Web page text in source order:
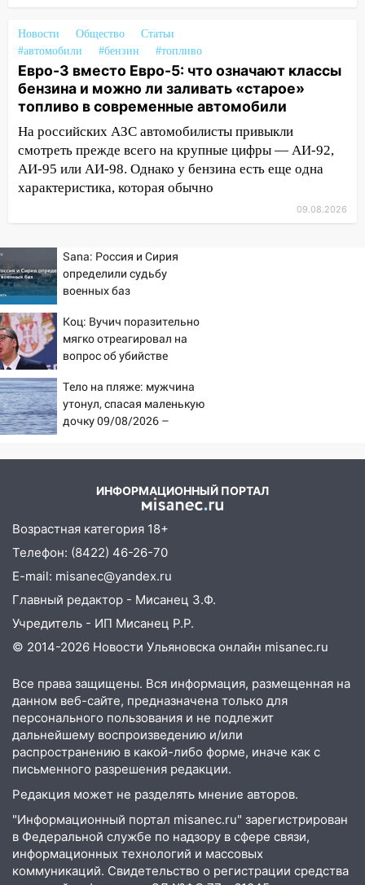
урагана 8 августа
16:38
Прогноз погоды в Ульяновской
области на 9 августа
16:34 Из-за мощной непогоды в
Ульяновске отменили фестиваль «Наше
время»
16:17 Мелекесский район первым в
Ульяновской области намолотил более
15:17
Ульяновской области подали более 10
тысяч заявлений
15:04
после шторма: поваленные деревья и
затопленные улицы
14:28
Деева в Заволжье
14:26
Жители Ульяновска сами
пытаются расчистить ливнёвки, не
дождавшись коммунальщиков
Шторм продолжает ломать город:
на улице Любови Шевцовой рухнул
светофор
14:14 Студента из Ульяновска обманули
мошенники под видом преподавателя
14:12 Куда жаловаться ульяновцам на
упавшее дерево или затопленную улицу
после непогоды
ветром сорвало опалубку со
строящегося дома
13:54 В мэрии Ульяновска рассказали,
как устраняют последствия мощного
шторма
13:49
Стихия продолжает крушить
Ульяновск: дерево рухнуло на дом на
Орджоникидзе
13:47 На Нижней Террасе мощным
Новости Общество
Статьи
#автомобили
#бензин #топливо
Евро-3 вместо Евро-5: что означают классы
бензина и можно ли заливать «старое»
топливо в современные автомобили
На российских АЗС автомобилисты привыкли
смотреть прежде всего на крупные цифры — АИ-92,
АИ-95 или АИ-98. Однако у бензина есть еще одна
характеристика, которая обычно
09.08.2026
Sana: Россия и Сирия
определили судьбу
военных баз
Коц: Вучич поразительно
мягко отреагировал на
вопрос об убийстве
Тело на пляже: мужчина
утонул, спасая маленькую
дочку 09/08/2026 –
ИНФОРМАЦИОННЫЙ ПОРТАЛ
Возрастная категория 18+
Телефон: (8422) 46-26-70
E-mail: misanec@yandex.ru
Главный редактор - Мисанец З.Ф.
Учредитель - ИП Мисанец Р.Р.
© 2014-2026 Новости Ульяновска онлайн misanec.ru
Все права защищены. Вся информация, размещенная на
данном веб-сайте, предназначена только для
персонального пользования и не подлежит
дальнейшему воспроизведению и/или
распространению в какой-либо форме, иначе как с
письменного разрешения редакции.
Редакция может не разделять мнение авторов.
"Информационный портал misanec.ru" зарегистрирован
в Федеральной службе по надзору в сфере связи,
информационных технологий и массовых
коммуникаций. Свидетельство о регистрации средства